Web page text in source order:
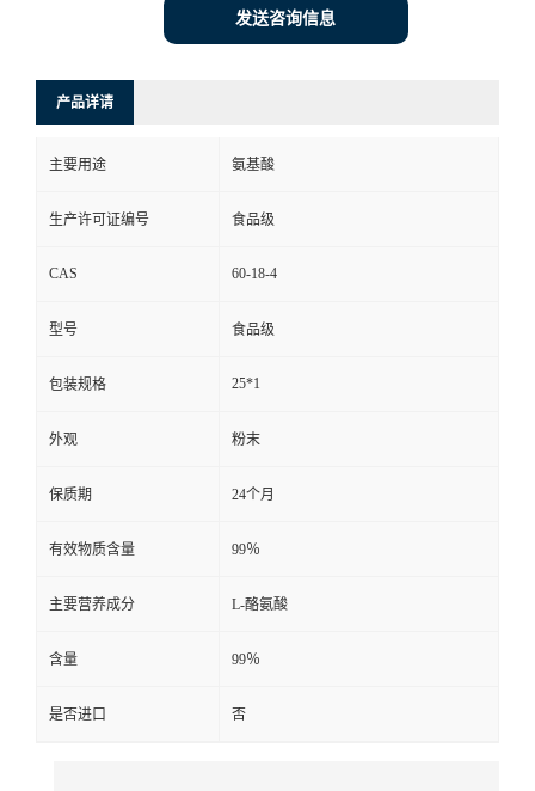
发送咨询信息
产品详请
主要用途 氨基酸
生产许可证编号 食品级
CAS 60-18-4
型号 食品级
包装规格 25*1
外观 粉末
保质期 24个月
有效物质含量 99％
主要营养成分 L-酪氨酸
含量 99％
是否进口 否